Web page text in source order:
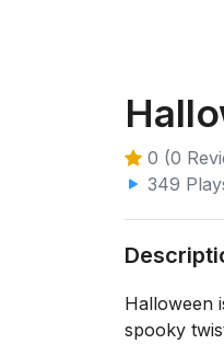
0 (0
349
Halloween
spooky